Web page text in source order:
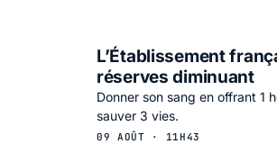
L’Établissement
réserves diminuant
Donner son sang en offrant 1
sauver 3 vies.
09 AOÛT · 11H43